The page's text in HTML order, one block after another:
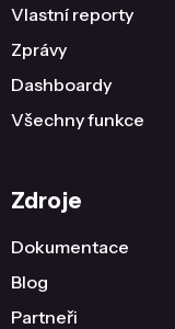
Vlastní reporty
Zprávy
Dashboardy
Všechny funkce
Zdroje
Dokumentace
Blog
Partneři